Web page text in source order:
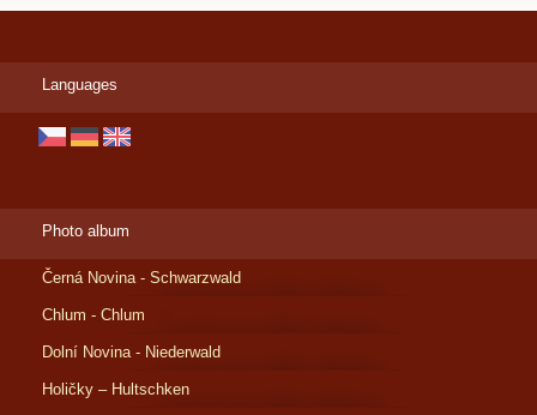
Languages
Photo album
Černá Novina - Schwarzwald
Chlum - Chlum
Dolní Novina - Niederwald
Holičky – Hultschken